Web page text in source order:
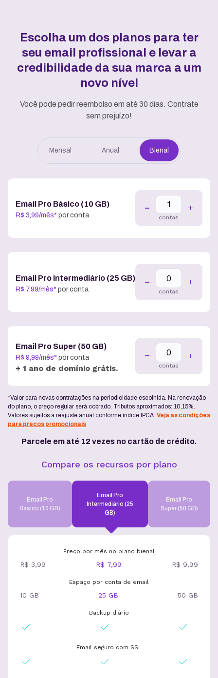
Escolha um dos planos para ter
seu email profissional e levar a
credibilidade da sua marca a um
novo nível
Você pode pedir reembolso em até 30 dias. Contrate
sem prejuízo!
Mensal Anual Bienal
Email Pro Básico (10 GB)
R$ 3,99/mês* por conta contas
Email Pro Intermediário (25 GB)
R$ 7,99/mês* por conta contas
Email Pro Super (50 GB)
R$ 9 99/mês* por conta
+ 1 ano de domínio grátis. contas
*Valor para novas contratações na periodicidade escolhida. Na renovação
do plano, o preço regular será cobrado. Tributos aproximados: 10,15%.
Valores sujeitos a reajuste anual conforme índice IPCA. Veja as condições
para preços promocionais
Parcele em até 12 vezes no cartão de crédito.
Compare os recursos por plano
Email Pro
Básico (10 GB)
Email Pro
Intermediário (25
GB)
Email Pro
Super (50 GB)
Preço por mês no plano bienal
R$ 3,99 R$ 7,99 R$ 9,99
Espaço por conta de email
10 GB 25 GB 50 GB
Backup diário
Email seguro com SSL